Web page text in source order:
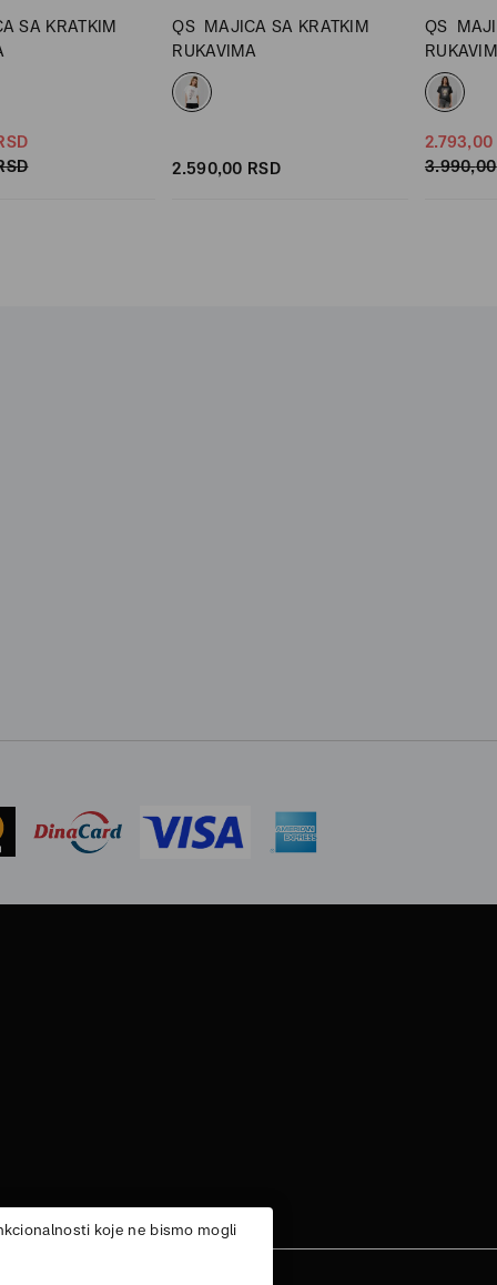
SA KRATKIM
QS MAJICA SA KRATKIM
RUKAVIMA
2.590,00 RSD
QS
2.793,00
3.990,00
koje ne bismo mogli